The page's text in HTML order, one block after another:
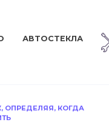
АВТОСТЕКЛА
ОПРЕДЕЛЯЯ, КОГДА